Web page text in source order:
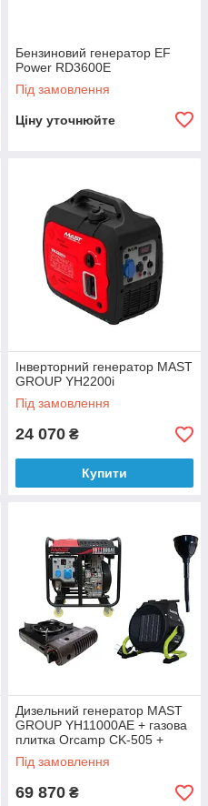
Бензиновий генератор EF
Power RD3600Е
Під замовлення
Ціну уточнюйте
Інверторний генератор MAST
GROUP YH2200i
Під замовлення
24 070 ₴
Купити
Дизельний генератор MAST
GROUP YH11000AE + газова
плитка Orcamp CK-505 +
електричний обігрівач
Gardyer HE2000
Під замовлення
69 870 ₴